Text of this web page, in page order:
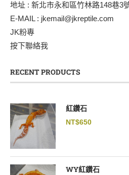
地址 : 新北市永和區竹林路148巷3
E-MAIL : jkemail@jkreptile.com
JK粉專
按下聯絡我
RECENT PRODUCTS
紅鑽石
NT$650
WY紅鑽石